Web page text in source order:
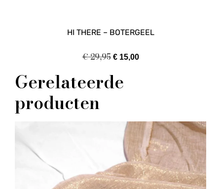
HI THERE – BOTERGEEL
€29,95 €15,00
Gerelateerde
producten